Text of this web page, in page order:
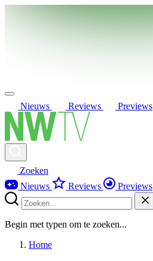
Nieuws Reviews Previews
Zoeken
Nieuws
Reviews Previews
Begin met typen om te zoeken...
Home